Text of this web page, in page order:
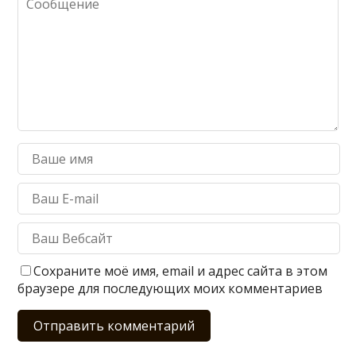
Сохраните моё имя, email и адрес сайта в этом
браузере для последующих моих комментариев